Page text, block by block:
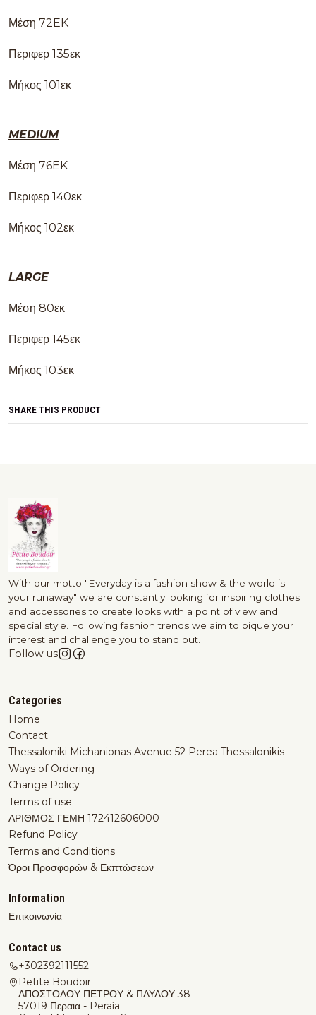
Μέση 72EK
Περιφερ 135εκ
Μήκος 101εκ
MEDIUM
Μέση 76EK
Περιφερ 140εκ
Μήκος 102εκ
LARGE
Μέση 80εκ
Περιφερ 145εκ
Μήκος 103εκ
SHARE THIS PRODUCT
With our motto "Everyday is a fashion show & the world is
your runaway" we are constantly looking for inspiring clothes
and accessories to create looks with a point of view and
special style. Following fashion trends we aim to pique your
interest and challenge you to stand out.
Follow us
Categories
Home
Contact
Thessaloniki Michanionas Avenue 52 Perea Thessalonikis
Ways of Ordering
Change Policy
Terms of use
ΑΡΙΘΜΟΣ ΓΕΜΗ 172412606000
Refund Policy
Terms and Conditions
Όροι Προσφορών & Εκπτώσεων
Information
Επικοινωνία
Contact us
+302392111552
Petite Boudoir
ΑΠΟΣΤΟΛΟΥ ΠΕΤΡΟΥ & ΠΑΥΛΟΥ 38
57019 Περαια - Peraía